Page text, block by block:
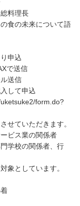
料理長
の未来について語
申込
で送信
送信
して申込
form.do?
ていただきます。
ス業の関係者
の関係者、行
しています。